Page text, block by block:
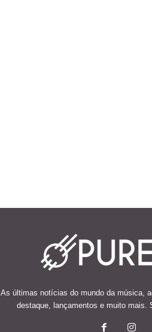
As últimas notícias do mundo da música,
destaque, lançamentos e muito mais.